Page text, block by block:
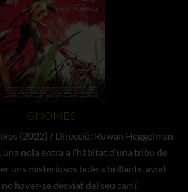
GNOMES
(2022) / Direcció: Ruwan Heggelman
una noia entra a l’hàbitat d’una tribu de
uns misteriosos bolets brillants, aviat
haver-se desviat del seu camí.